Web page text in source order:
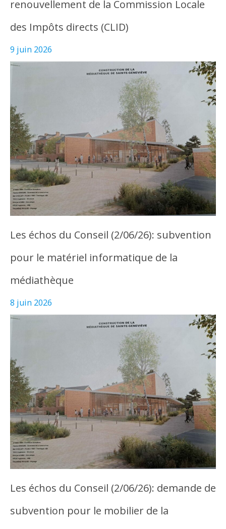
renouvellement de la Commission Locale
des Impôts directs (CLID)
9 juin 2026
Les échos du Conseil (2/06/26): subvention
pour le matériel informatique de la
médiathèque
8 juin 2026
Les échos du Conseil (2/06/26): demande de
subvention pour le mobilier de la